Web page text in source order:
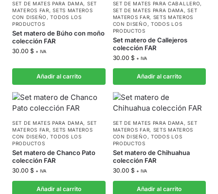
SET DE MATES PARA DAMA, SET
MATEROS FAR,SETS MATEROS
CON DISEÑO ,TODOS LOS
PRODUCTOS
Set matero de Búho con moño
colección FAR
30.00 $ + IVA
Añadir al carrito
SET DE MATES PARA CABALLERO,
SET DE MATES PARA DAMA ,SET
MATEROS FAR, SETS MATEROS
CON DISEÑO , TODOS LOS
PRODUCTOS
Set matero de Callejeros
colección FAR
30.00 $ + IVA
Añadir al carrito
SET DE MATES PARA DAMA, SET
MATEROS FAR,SETS MATEROS
CON DISEÑO ,TODOS LOS
PRODUCTOS
Set matero de Chanco Pato
colección FAR
30.00 $ + IVA
Añadir al carrito
SET DE MATES PARA DAMA ,SET
MATEROS FAR, SETS MATEROS
CON DISEÑO , TODOS LOS
PRODUCTOS
Set matero de Chihuahua
colección FAR
30.00 $ + IVA
Añadir al carrito